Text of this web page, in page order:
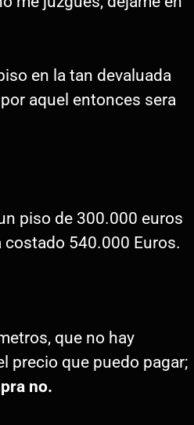
en la tan devaluada
aquel entonces sera
piso de 300.000 euros
540.000 Euros.
que no hay
precio que puedo pagar;
no.